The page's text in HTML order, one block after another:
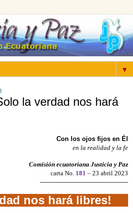
▼
la verdad nos hará
Con los ojos fijos en Él
en la realidad y la fe
Comisión ecuatoriana Justicia y Paz
carta No. 181 – 23 abril 2023
---------------------------------------------
nos hará libres!